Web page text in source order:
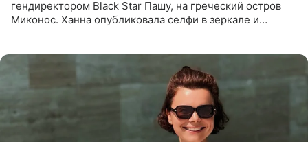
гендиректором Black Star Пашу, на греческий остров
Миконос. Ханна опубликовала селфи в зеркале и